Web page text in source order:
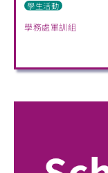
學生活動
學務處軍訓組